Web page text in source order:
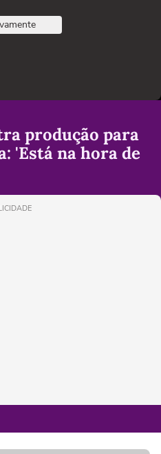
produção para
'Está na hora de